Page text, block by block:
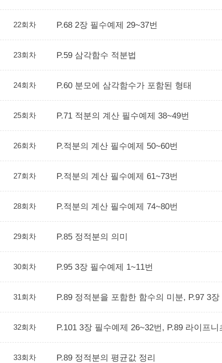
22회차 P.68 2장 필수예제 29~37번
23회차 P.59 삼각함수 적분법
24회차 P.60 분모에 삼각함수가 포함된 형태
25회차 P.71 적분의 계산 필수예제 38~49번
26회차 P.적분의 계산 필수예제 50~60번
27회차 P.적분의 계산 필수예제 61~73번
28회차 P.적분의 계산 필수예제 74~80번
29회차 P.85 정적분의 의미
30회차 P.95 3장 필수예제 1~11번
31회차 P.89 정적분을 포함한 함수의 미분, P.97 3
32회차 P.101 3장 필수예제 26~32번, P.89 라이프니
33회차 P.89 정적분의 평균값 정리